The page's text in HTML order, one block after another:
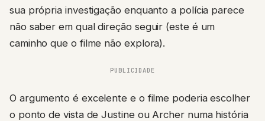
sua própria investigação enquanto a polícia parece
não saber em qual direção seguir (este é um
caminho que o filme não explora).
PUBLICIDADE
O argumento é excelente e o filme poderia escolher
o ponto de vista de Justine ou Archer numa história